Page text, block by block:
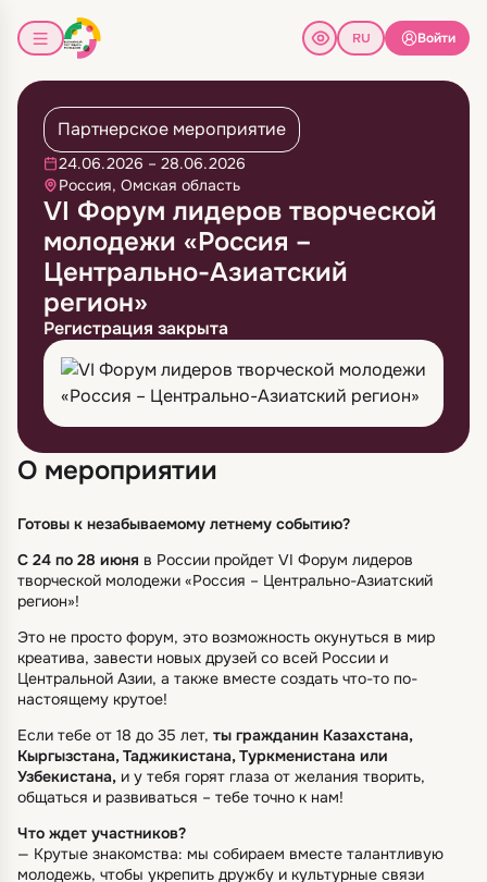
Войти
Партнерское мероприятие
24.06.2026 – 28.06.2026
Россия, Омская область
VI Форум лидеров творческой
молодежи «Россия –
Центрально-Азиатский
регион»
Регистрация закрыта
О мероприятии
Готовы к незабываемому летнему событию?
С 24 по 28 июня в России пройдет VI Форум лидеров
творческой молодежи «Россия – Центрально-Азиатский
регион»!
Это не просто форум, это возможность окунуться в мир
креатива, завести новых друзей со всей России и
Центральной Азии, а также вместе создать что-то по-
настоящему крутое!
Если тебе от 18 до 35 лет, ты гражданин Казахстана,
Кыргызстана, Таджикистана, Туркменистана или
Узбекистана, и у тебя горят глаза от желания творить,
общаться и развиваться – тебе точно к нам!
Что ждет участников?
— Крутые знакомства: мы собираем вместе талантливую
молодежь, чтобы укрепить дружбу и культурные связи